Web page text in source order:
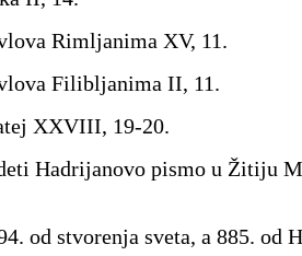
Rimljanima XV, 11.
Filibljanima II, 11.
XXVIII, 19-20.
Hadrijanovo pismo u Žitiju
od stvorenja sveta, a 885. od